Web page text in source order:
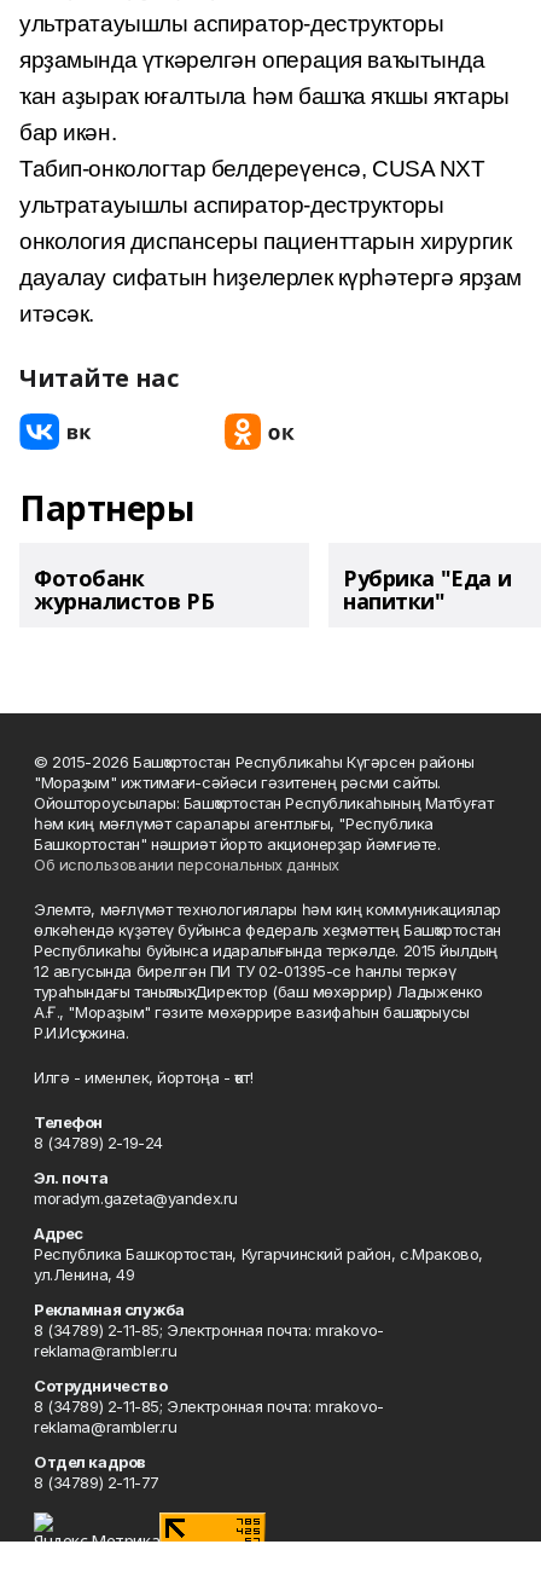
ультратауышлы аспиратор-деструкторы
ярҙамында үткәрелгән операция ваҡытында
ҡан аҙыраҡ юғалтыла һәм башҡа яҡшы яҡтары
бар икән.
Табип-онкологтар белдереүенсә, CUSA NXT
ультратауышлы аспиратор-деструкторы
онкология диспансеры пациенттарын хирургик
дауалау сифатын һиҙелерлек күрһәтергә ярҙам
итәсәк.
Читайте нас
Партнеры
Фотобанк
журналистов РБ
Рубрика "Еда и
напитки"
© 2015-2026 Башҡортостан Республикаһы Күгәрсен районы
"Мораҙым" ижтимағи-сәйәси гәзитенең рәсми сайты.
Ойоштороусылары: Башҡортостан Республикаһының Матбуғат
һәм киң мәғлүмәт саралары агентлығы, "Республика
Башкортостан" нәшриәт йорто акционерҙар йәмғиәте.
Об использовании персональных данных
Элемтә, мәғлүмәт технологиялары һәм киң коммуникациялар
өлкәһендә күҙәтеү буйынса федераль хеҙмәттең Башҡортостан
Республикаһы буйынса идаралығында теркәлде. 2015 йылдың
12 авгусында бирелгән ПИ ТУ 02-01395-се һанлы теркәү
тураһындағы таныҡлыҡ. Директор (баш мөхәррир) Ладыженко
А.Ғ., "Мораҙым" гәзите мөхәррире вазифаһын башҡарыусы
Р.И.Исҡужина.
Илгә - именлек, йортоңа - ҡот!
Телефон
8 (34789) 2-19-24
Эл. почта
moradym.gazeta@yandex.ru
Адрес
Республика Башкортостан, Кугарчинский район, с.Мраково,
ул.Ленина, 49
Рекламная служба
8 (34789) 2-11-85; Электронная почта: mrakovo-
reklama@rambler.ru
Сотрудничество
8 (34789) 2-11-85; Электронная почта: mrakovo-
reklama@rambler.ru
Отдел кадров
8 (34789) 2-11-77